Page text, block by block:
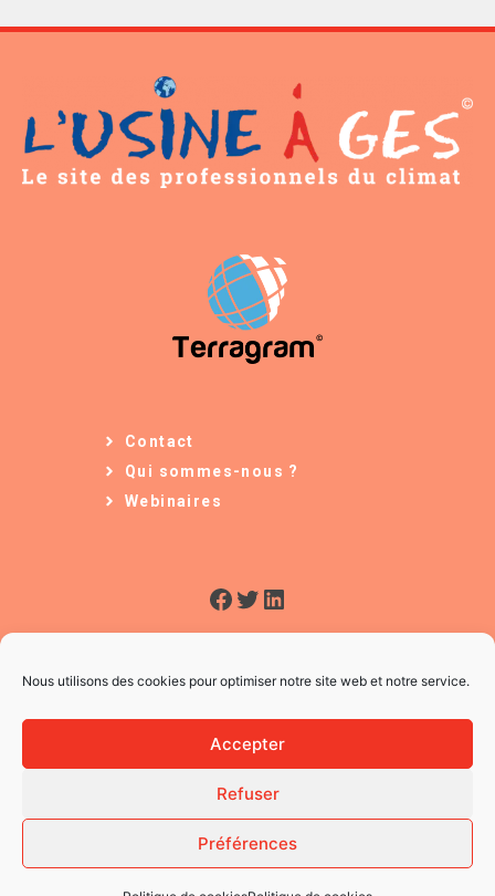
Nous utilisons des cookies pour optimiser notre site web et notre service.
Accepter
Refuser
Préférences
Contact
Qui sommes-nous ?
Webinaires
Facebook
Twitter
LinkedIn
© 2026 L'Usine à Ges
CGV
Mentions légales